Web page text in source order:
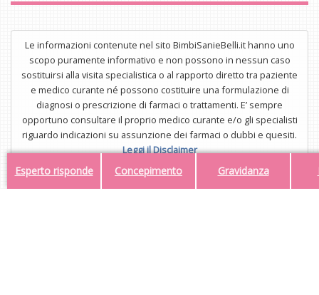
Esperto risponde Concepimento Gravidanza
Le informazioni contenute nel sito BimbiSanieBelli.it hanno uno
scopo puramente informativo e non possono in nessun caso
sostituirsi alla visita specialistica o al rapporto diretto tra paziente
e medico curante né possono costituire una formulazione di
diagnosi o prescrizione di farmaci o trattamenti. E’ sempre
opportuno consultare il proprio medico curante e/o gli specialisti
riguardo indicazioni su assunzione dei farmaci o dubbi e quesiti.
Leggi il Disclaimer
UNISTAR Srl - Corso di Porta Nuova 3/A, 20121, Milano - P.IVA